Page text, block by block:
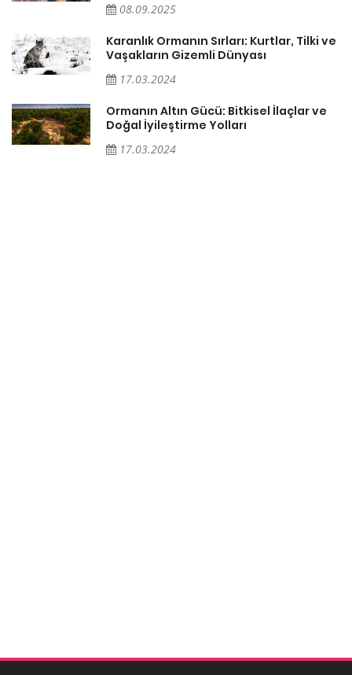
08.09.2025
Karanlık Ormanın Sırları: Kurtlar, Tilki ve
Vaşakların Gizemli Dünyası
17.03.2024
Ormanın Altın Gücü: Bitkisel İlaçlar ve
Doğal İyileştirme Yolları
17.03.2024